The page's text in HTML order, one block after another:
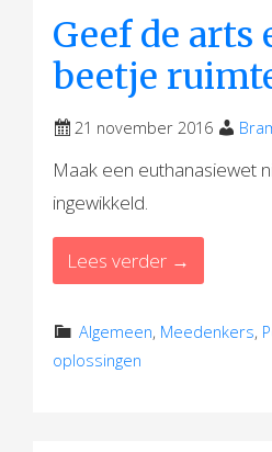
Geef de arts
beetje
21 november 2016
Maak een euthanasiewet
ingewikkeld.
Lees verder →
Algemeen, Meedenkers,
oplossingen